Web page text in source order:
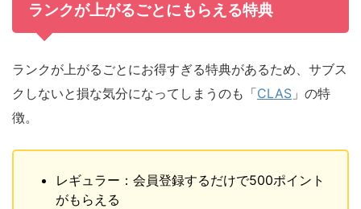
ランクが上がるごとにもらえる特典
ランクが上がるごとにお得すぎる特典があるため、サブス
クしないと損な気分になってしまうのも「CLAS 」の特
徴。
レギュラー：会員登録するだけで500ポイント
がもらえる